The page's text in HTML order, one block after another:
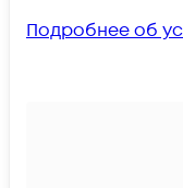
Подробнее об